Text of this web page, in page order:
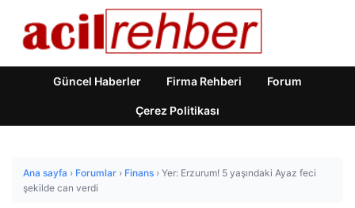
Güncel Haberler Firma Rehberi Forum
Çerez Politikası
Ana sayfa › Forumlar › Finans › Yer: Erzurum! 5 yaşındaki Ayaz feci
şekilde can verdi